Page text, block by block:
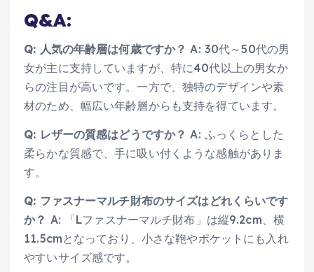
Q&A:
Q: 人気の年齢層は何歳ですか？ A: 30代～50代の男
女が主に支持していますが、特に40代以上の男女か
らの注目が高いです。一方で、独特のデザインや素
材のため、幅広い年齢層からも支持を得ています。
Q: レザーの質感はどうですか？ A: ふっくらとした
柔らかな質感で、手に吸い付くような感触がありま
す。
Q: ファスナーマルチ財布のサイズはどれくらいです
か？ A: 「Lファスナーマルチ財布」は縦9.2cm、横
11.5cmとなっており、小さな鞄やポケットにも入れ
やすいサイズ感です。